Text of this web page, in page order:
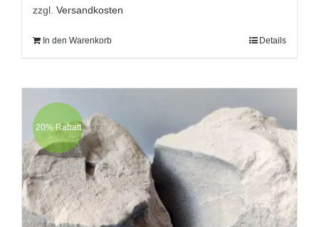
zzgl. Versandkosten
In den Warenkorb Details
20% Rabatt